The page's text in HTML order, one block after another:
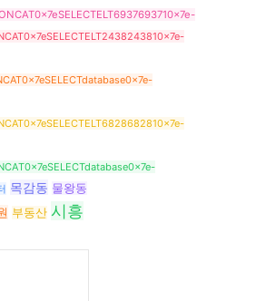
목감동 물왕동
부동산 시흥